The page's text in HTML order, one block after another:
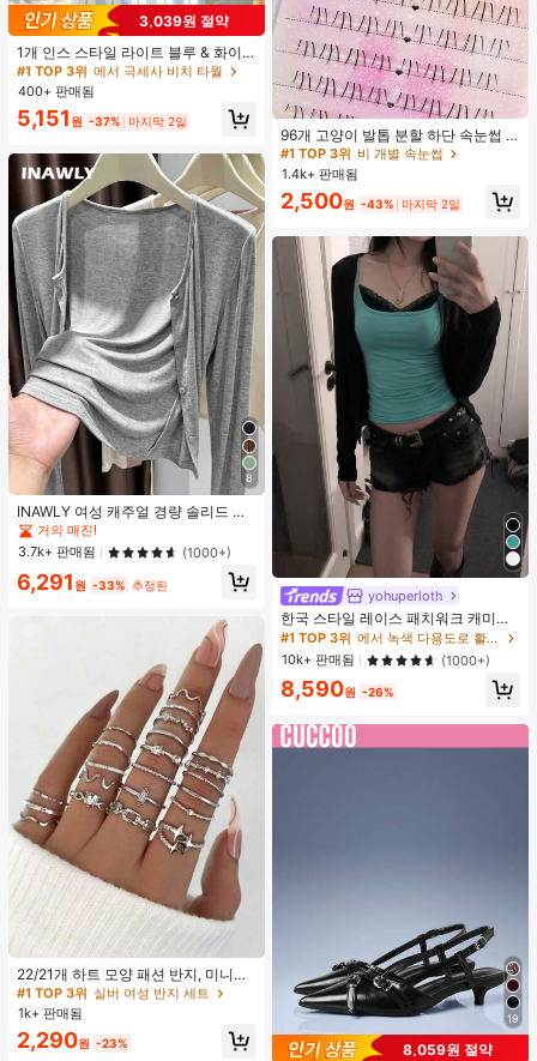
3,039원 절약
1개 인스 스타일 라이트 블루 & 화이
트 & 그린 스트라이프 비치 타월, 화이
트와 그린 세로 스트라이프 프린트가
있는 라이트 블루 배경, 신선한 섬 휴
가 분위기, 수영, 캠핑, 피트니스, 여름
수영장 부드러운 가구, 핸드 타월에 적
합
#1 TOP 3위 에서 극세사 비치 타월
거의 매진!
#1 TOP 3위 에서 극세사 비치 타월
거의 매진!
#1 TOP 3위 에서 극세사 비치 타월
거의 매진!
#1 TOP 3위
에서 극세사 비치 타월
400+ 판매됨
5,151 원 -37% 마지막 2일
8
INAWLY 여성 캐주얼 경량 솔리드 컬
러 재킷, 봄/가을 일상 출퇴근에 적합
한 미니멀리스트 스타일
거의 매진!
3.7k+ 판매됨
(1000+)
6,291 원 -33% 추정된
22/21개 하트 모양 패션 반지, 미니멀
리스트 크리스탈 임베디드 보헤미안
기하학 반지 세트, 발렌타인데이, 어머
니날 선물
#1 TOP 3위
실버 여성 반지 세트
거의 매진!
#1 TOP 3위 실버 여성 반지 세트
거의 매진!
#1 TOP 3위 실버 여성 반지 세트
거의 매진!
#1 TOP 3위
실버 여성 반지 세트
1k+ 판매됨
2,290원 -23%
96개 고양이 발톱 분할 하단 속눈썹 B
컬 인조 속눈썹, 자연스럽고 사실적인
개별 클러스터, 헐렁한 데일리 사용,
초보자에게 적합
#1 TOP 3위
비 개별 속눈썹
거의 매진!
#1 TOP 3위 비 개별 속눈썹
거의 매진!
#1 TOP 3위 비 개별 속눈썹
거의 매진!
#1 TOP 3위
비 개별 속눈썹
1.4k+ 판매됨
2,500원 -43% 마지막 2일
yohuperloth
한국 스타일 레이스 패치워크 캐미솔
탱크 탑, Y2K 에스테틱, 스트리트웨어
캐주얼 여름
#1 TOP 3위
에서 녹색 다용도로 활용 가능한 데일리 탑
10k+ 판매됨
(1000+)
8,590원 -26%
19
8,059원 절약